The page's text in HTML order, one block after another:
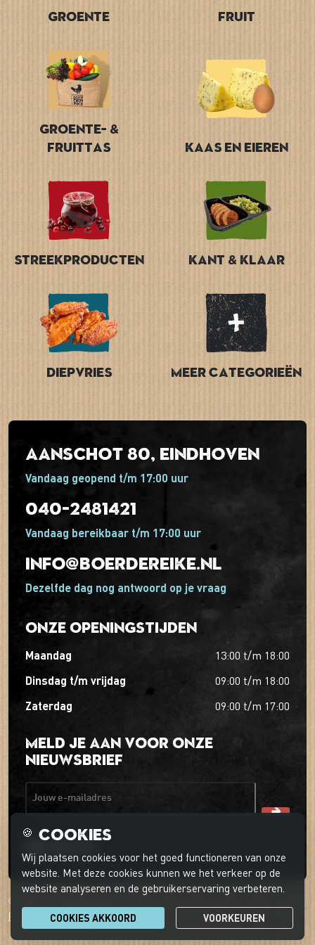
Groente Fruit
Groente- &
Fruittas
Kaas en Eieren
Streekproducten Kant & Klaar
Diepvries Meer categorieën
Aanschot 80, Eindhoven
Vandaag geopend t/m 17:00 uur
040-2481421
Vandaag bereikbaar t/m 17:00 uur
info@boerdereike.nl
Dezelfde dag nog antwoord op je vraag
Onze openingstijden
maandag 13:00 t/m 18:00
dinsdag t/m vrijdag 09:00 t/m 18:00
zaterdag 09:00 t/m 17:00
Meld je aan voor onze
nieuwsbrief
© 2026 't Boerder-ei-ke
Privacyverklaring Cookievoorkeuren Klantenservice
🍪 Cookies
Wij plaatsen cookies voor het goed functioneren van onze
website. Met deze cookies kunnen we het verkeer op de
website analyseren en de gebruikerservaring verbeteren.
COOKIES AKKOORD VOORKEUREN